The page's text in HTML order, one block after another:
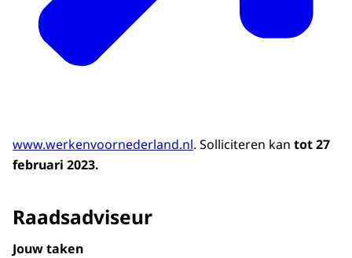
www.werkenvoornederland.nl. Solliciteren kan tot 27
februari 2023.
Raadsadviseur
Jouw taken